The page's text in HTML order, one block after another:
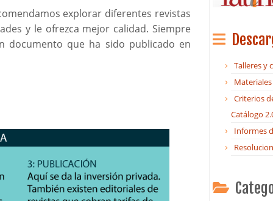
explorar diferentes revistas
y le ofrezca mejor calidad. Siempre
documento que ha sido publicado en
Talleres y
Criterios
Catálogo
Informes